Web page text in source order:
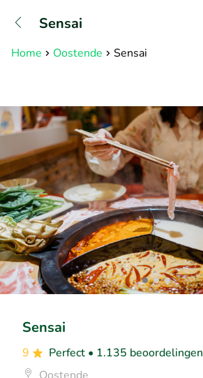
Sensai
Home Oostende Sensai
Sensai
9 Perfect • 1.135 beoordelingen